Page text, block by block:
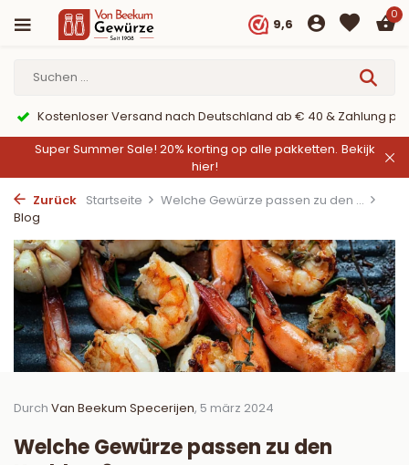
9,6
0
PayPal
9,6/10 Webwinkelkeur ✔
Super Summer Sale! 20% korting op alle pakketten. Bekijk
hier!
Zurück Startseite
Welche Gewürze passen zu den ...
Blog
Durch Van Beekum Specerijen, 5 märz 2024
Welche Gewürze passen zu den